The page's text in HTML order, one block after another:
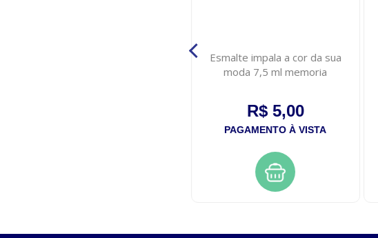
Esmalte impala a cor da sua
moda 7,5 ml memoria
R$ 5,00
PAGAMENTO À VISTA